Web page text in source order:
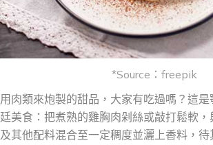
*Source：freepik
用肉類來炮製的甜品，大家有吃過嗎？這是
廷美食 ： 把煮熟的雞胸肉剁絲或敲打鬆軟
及其他配料混合至一定稠度並灑上香料，